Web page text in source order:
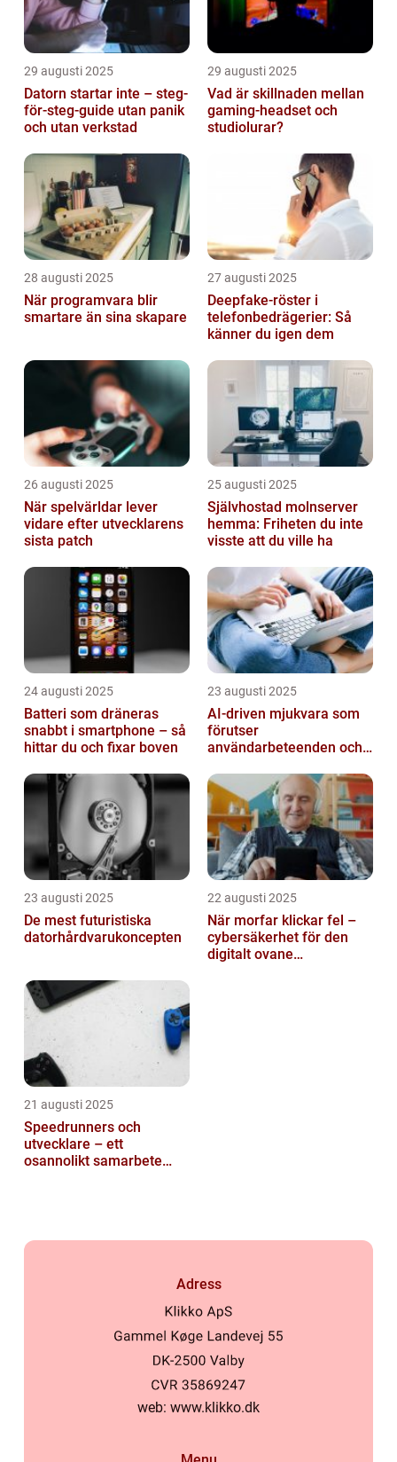
29 augusti 2025
Datorn startar inte – steg-
för-steg-guide utan panik
och utan verkstad
29 augusti 2025
Vad är skillnaden mellan
gaming-headset och
studiolurar?
28 augusti 2025
När programvara blir
smartare än sina skapare
27 augusti 2025
Deepfake-röster i
telefonbedrägerier: Så
känner du igen dem
26 augusti 2025
När spelvärldar lever
vidare efter utvecklarens
sista patch
25 augusti 2025
Självhostad molnserver
hemma: Friheten du inte
visste att du ville ha
24 augusti 2025
Batteri som dräneras
snabbt i smartphone – så
hittar du och fixar boven
23 augusti 2025
AI-driven mjukvara som
förutser
användarbeteenden och
23 augusti 2025
De mest futuristiska
datorhårdvarukoncepten
22 augusti 2025
När morfar klickar fel –
cybersäkerhet för den
digitalt ovane
21 augusti 2025
Speedrunners och
utvecklare – ett
osannolikt samarbete
Adress
web: www.klikko.dk